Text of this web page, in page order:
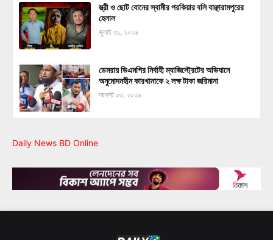
স্ত্রী ও ছোট বোনের স্বামীর পরকিয়ার বলি বাঞ্ছারামপুরের
হেলাল
জুলাই ৩১, ২০২৬
ডেমরায় ডিএমপির নির্বাহী ম্যাজিস্ট্রেটের অভিযানে
অনুমোদনহীন কারখানাকে ২ লক্ষ টাকা জরিমানা
আগস্ট ০৩, ২০২৬
Daily News BD Online